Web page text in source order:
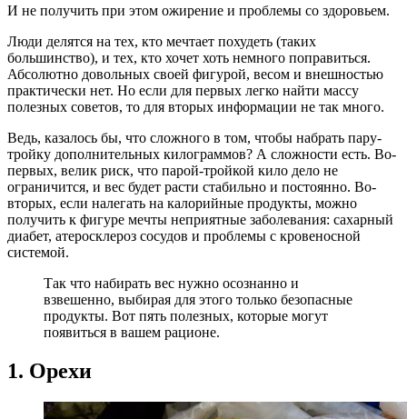
И не получить при этом ожирение и проблемы со здоровьем.
Люди делятся на тех, кто мечтает похудеть (таких
большинство), и тех, кто хочет хоть немного поправиться.
Абсолютно довольных своей фигурой, весом и внешностью
практически нет. Но если для первых легко найти массу
полезных советов, то для вторых информации не так много.
Ведь, казалось бы, что сложного в том, чтобы набрать пару-
тройку дополнительных килограммов? А сложности есть. Во-
первых, велик риск, что парой-тройкой кило дело не
ограничится, и вес будет расти стабильно и постоянно. Во-
вторых, если налегать на калорийные продукты, можно
получить к фигуре мечты неприятные заболевания: сахарный
диабет, атеросклероз сосудов и проблемы с кровеносной
системой.
Так что набирать вес нужно осознанно и
взвешенно, выбирая для этого только безопасные
продукты. Вот пять полезных, которые могут
появиться в вашем рационе.
1. Орехи